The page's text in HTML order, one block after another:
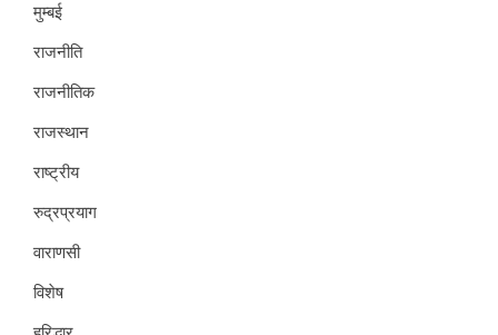
मुम्बई
राजनीति
राजनीतिक
राजस्थान
राष्ट्रीय
रुद्रप्रयाग
वाराणसी
विशेष